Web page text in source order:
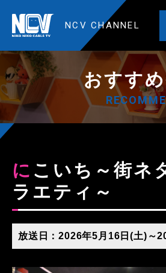
NCV CHANNEL
おすす
にこいち～街ネタつめこみバ
ラエティ～
放送日：2026年5月16日(土)～